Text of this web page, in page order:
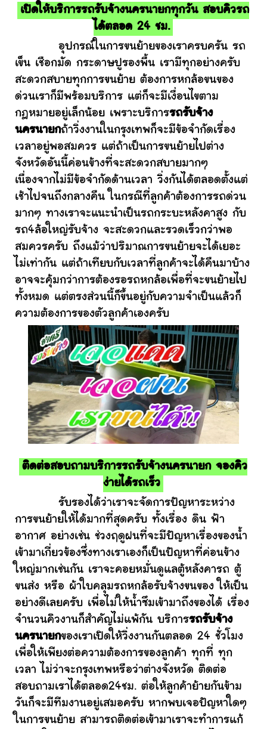
เปิดให้บริการรถรับจ้างนครนายกทุกวัน สอบคิวรถ
ได้ตลอด 24 ชม.
อุปกรณ์ในการขนย้ายของเราครบครัน รถ
เข็น เชือกมัด กระดาษปูรองพื้น เรามีทุกอย่างครับ
สะดวกสบายทุกการขนย้าย ต้องการหกล้อขนของ
ด่วนเราก็มีพร้อมบริการ แต่ก็จะมีเงื่อนไขตาม
กฎหมายอยู่เล็กน้อย เพราะบริการรถรับจ้าง
นครนายกถ้าวิ่งงานในกรุงเทพก็จะมีข้อจำกัดเรื่อง
เวลาอยู่พอสมควร แต่ถ้าเป็นการขนย้ายไปต่าง
จังหวัดอันนี้ค่อนข้างที่จะสะดวกสบายมากๆ
เนื่องจากไม่มีข้อจำกัดด้านเวลา วิ่งกันได้ตลอดตั้งแต่
เช้าไปจนถึงกลางคืน ในกรณีที่ลูกค้าต้องการรถด่วน
มากๆ ทางเราจะแนะนำเป็นรถกระบะหลังคาสูง กับ
รถ4ล้อใหญ่รับจ้าง จะสะดวกและรวดเร็วกว่าพอ
สมควรครับ ถึงแม้ว่าปริมาณการขนย้ายจะได้เยอะ
ไม่เท่ากัน แต่ถ้าเทียบกับเวลาที่ลูกค้าจะได้คืนมาบ้าง
อาจจะคุ้มกว่าการต้องรอรถหกล้อเพื่อที่จะขนย้ายไป
ทั้งหมด แต่ตรงส่วนนี้ก็ขึ้นอยู่กับความจำเป็นแล้วก็
ความต้องการของตัวลูกค้าเองครับ
ติดต่อสอบถามบริการรถรับจ้างนครนายก จองคิว
ง่ายได้รถเร็ว
รับรองได้ว่าเราจะจัดการปัญหาระหว่าง
การขนย้ายให้ได้มากที่สุดครับ ทั้งเรื่อง ดิน ฟ้า
อากาศ อย่างเช่น ช่วงฤดูฝนที่จะมีปัญหาเรื่องของน้ำ
เข้ามาเกี่ยวข้องซึ่งทางเราเองก็เป็นปัญหาที่ค่อนข้าง
ใหญ่มากเช่นกัน เราจะคอยหมั่นดูแลตู้หลังคารถ ตู้
ขนส่ง หรือ ผ้าใบคลุมรถหกล้อรับจ้างขนของ ให้เป็น
อย่างดีเลยครับ เพื่อไม่ให้น้ำซึมเข้ามาถึงของได้ เรื่อง
จำนวนคิวงานก็สำคัญไม่แพ้กัน บริการรถรับจ้าง
นครนายกของเราเปิดให้วิ่งงานกันตลอด 24 ชั่วโมง
เพื่อให้เพียงต่อความต้องการของลูกค้า ทุกที่ ทุก
เวลา ไม่ว่าจะกรุงเทพหรือว่าต่างจังหวัด ติดต่อ
สอบถามเราได้ตลอด24ชม. ต่อให้ลูกค้าย้ายกันข้าม
วันก็จะมีทีมงานอยู่เสมอครับ หากพบเจอปัญหาใดๆ
ในการขนย้าย สามารถติดต่อเข้ามาเราจะทำการแก้